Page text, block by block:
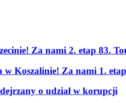
Za nami 2. etap 83.
Koszalinie! Za nami 1.
o udział w korupcji